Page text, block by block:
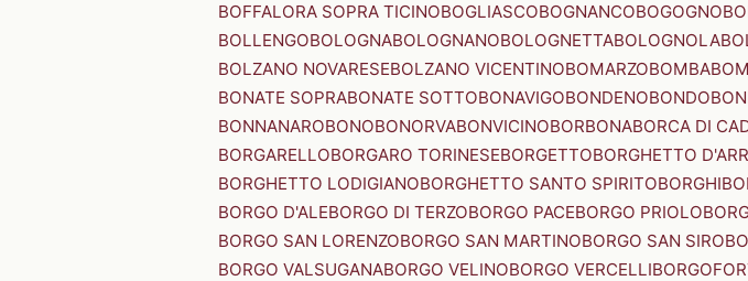
BOFFALORA SOPRA TICINOBOGLIASCOBOGNANCOBOGOGNO
BOLLENGOBOLOGNABOLOGNANOBOLOGNETTABOLOGNOLA
BOLZANO NOVARESEBOLZANO VICENTINOBOMARZOBOMBA
BONATE SOPRABONATE SOTTOBONAVIGOBONDENOBONDO
BONNANAROBONOBONORVABONVICINOBORBONABORCA DI
BORGARELLOBORGARO TORINESEBORGETTOBORGHETTO
BORGHETTO LODIGIANOBORGHETTO SANTO SPIRITOBORGHI
BORGO D'ALEBORGO DI TERZOBORGO PACEBORGO PRIOLO
BORGO SAN LORENZOBORGO SAN MARTINOBORGO SAN SIRO
BORGO VALSUGANABORGO VELINOBORGO VERCELLI